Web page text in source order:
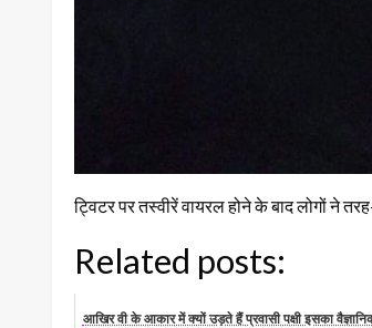
ट्विटर पर तस्वीरें वायरल होने के बाद लोगों ने
Related posts:
आखिर वी के आकार में क्यों उड़ते हैं प्रवासी पक्षी इसका